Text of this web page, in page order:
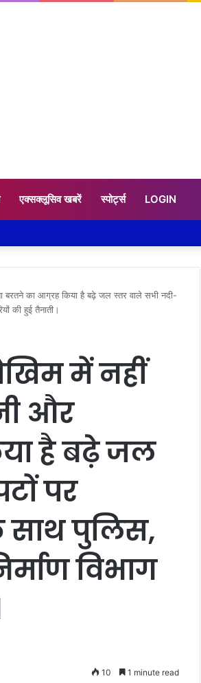
एक्सक्लूसिव खबरें स्पोर्ट्स LOGIN
बरतने का आग्रह किया है बढ़े जल स्तर वाले सभी नदी-
की हुई तैनाती।
में नहीं
और
है बढ़े जल
पर
साथ पुलिस,
विभाग
10 1 minute read